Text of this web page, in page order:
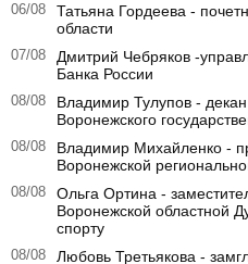
06/08
Татьяна Гордеева -
области
07/08
Дмитрий Чебряков -
Банка России
08/08
Владимир Тулупов -
Воронежского
08/08
Владимир Михайленко -
Воронежской
08/08
Ольга Ортина -
Воронежской областной
спорту
08/08
Любовь Третьякова -